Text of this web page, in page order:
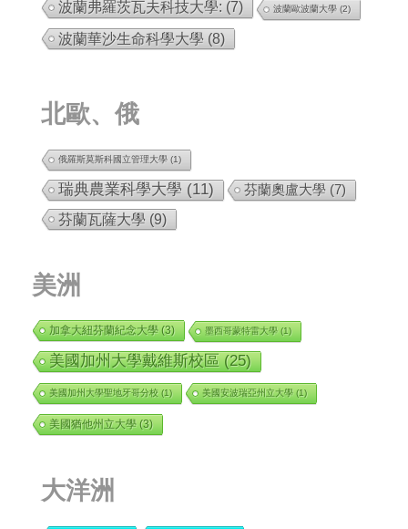
波蘭弗羅茨瓦夫科技大學: (7) 波蘭歐波蘭大學 (2)
波蘭華沙生命科學大學 (8)
北歐、俄
俄羅斯莫斯科國立管理大學 (1)
瑞典農業科學大學 (11) 芬蘭奧盧大學 (7)
芬蘭瓦薩大學 (9)
美洲
加拿大紐芬蘭紀念大學(3) 墨西哥蒙特雷大學 (1)
美國加州大學戴維斯校區(25)
美國加州大學聖地牙哥分校 (1) 美國安波瑞亞州立大學 (1)
美國猶他州立大學(3)
大洋洲